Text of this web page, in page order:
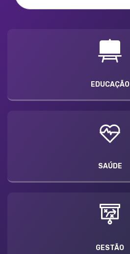
EDUCAÇÃO
SAÚDE
GESTÃO